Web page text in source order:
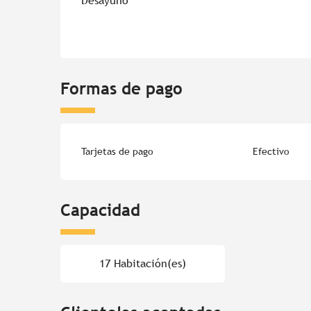
Formas de pago
Tarjetas de pago Efectivo
Capacidad
17 Habitación(es)